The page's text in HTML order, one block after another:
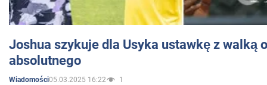
Joshua szykuje dla Usyka ustawkę z walką
absolutnego
Wiadomości05.03.2025 16:22 1